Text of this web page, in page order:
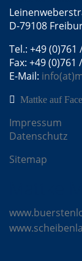
D-79108
Tel.: +49 (0)761
Fax: +49 (0)761
E-Mail:
Mattke auf
Impressum
Datenschutz
Sitemap